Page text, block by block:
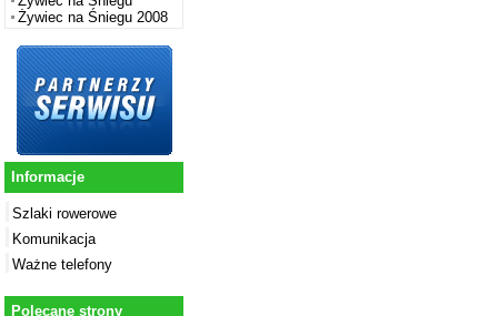
Żywiec na Śniegu 2008
Informacje
Szlaki rowerowe
Komunikacja
Ważne telefony
Polecane strony